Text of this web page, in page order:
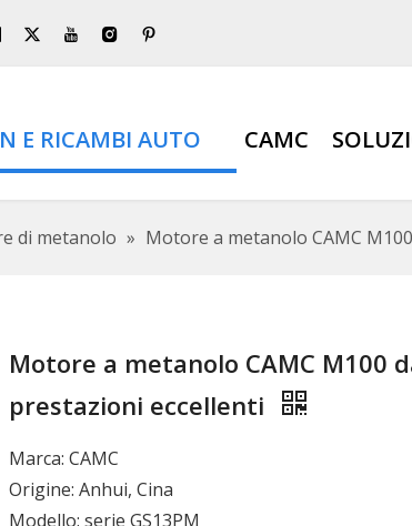
E RICAMBI AUTO CAMC
di metanolo » Motore a metanolo CAMC
Motore a metanolo CAMC M100
prestazioni eccellenti
Marca: CAMC
Origine: Anhui, Cina
Modello: serie GS13PM